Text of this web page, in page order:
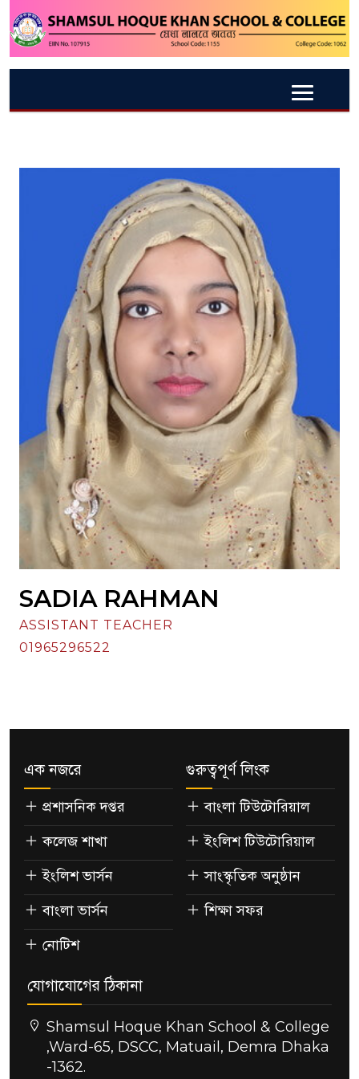
SADIA RAHMAN
ASSISTANT TEACHER
01965296522
এক নজরে
প্রশাসনিক দপ্তর
কলেজ শাখা
ইংলিশ ভার্সন
বাংলা ভার্সন
নোটিশ
গুরুত্বপূর্ণ লিংক
বাংলা টিউটোরিয়াল
ইংলিশ টিউটোরিয়াল
সাংস্কৃতিক অনুষ্ঠান
শিক্ষা সফর
যোগাযোগের ঠিকানা
Shamsul Hoque Khan School & College
,Ward-65, DSCC, Matuail, Demra Dhaka
-1362.